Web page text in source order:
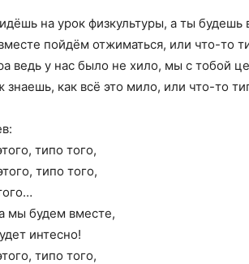
на урок физкультуры, а ты будешь
пойдём отжиматься, или что-то
ведь у нас было не хило, мы с тобой
знаешь, как всё это мило, или что-то
типо того,
типо того,
мы будем вместе,
интесно!
типо того,